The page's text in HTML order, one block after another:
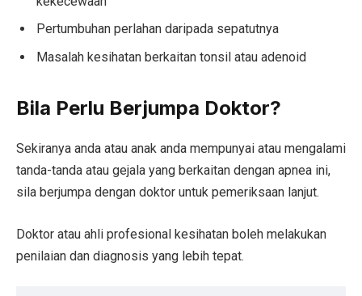
Pertumbuhan perlahan daripada sepatutnya
Masalah kesihatan berkaitan tonsil atau adenoid
Bila Perlu Berjumpa Doktor?
Sekiranya anda atau anak anda mempunyai atau mengalami
tanda-tanda atau gejala yang berkaitan dengan apnea ini,
sila berjumpa dengan doktor untuk pemeriksaan lanjut.
Doktor atau ahli profesional kesihatan boleh melakukan
penilaian dan diagnosis yang lebih tepat.